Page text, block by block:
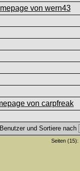
Benutzer und Sortiere nach
Seiten (15):